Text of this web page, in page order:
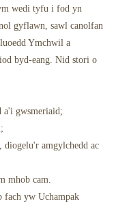
wedi tyfu i fod yn
gyflawn, sawl canolfan
Ymchwil a
byd-eang. Nid stori o
a'i gwsmeriaid;
diogelu'r amgylchedd ac
mhob cam.
yw Uchampak